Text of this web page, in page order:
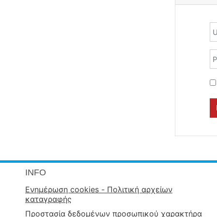
INFO
Ενημέρωση cookies - Πολιτική αρχείων
καταγραφής
Προστασία δεδομένων προσωπικού χαρακτήρα